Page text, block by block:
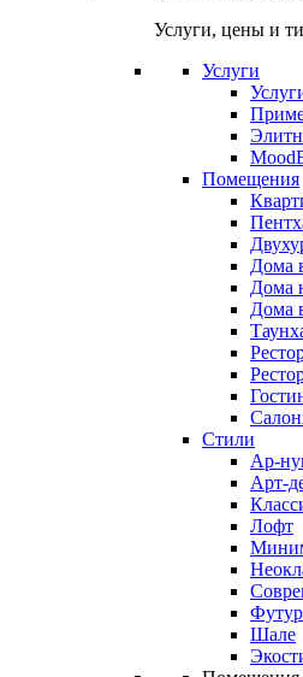
Услуги, цены и
Услуги
Помещения
Дома
Дома
Дома
Стили
Ар-
Арт-
Лофт
Шале